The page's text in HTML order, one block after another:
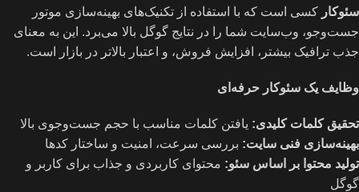
سئوکار کسی است که با استفاده از تکنیک‌های بهینه‌سازی موتور
جست‌وجو، وب‌سایت شما را در نتایج گوگل بالا می‌برد. این به معنای
جذب ترافیک بیشتر، افزایش فروش، و اعتبار بالاتر در بازار است.
وظایف یک سئوکار حرفه‌ای
تحقیق کلمات کلیدی: یافتن کلمات مناسب با حجم جست‌وجوی بالا
بهینه‌سازی فنی سایت: بررسی سرعت، امنیت و ساختار کدها
تولید محتوا بر اساس سئو: محتوای کاربردی و جذاب برای کاربر و
گوگل